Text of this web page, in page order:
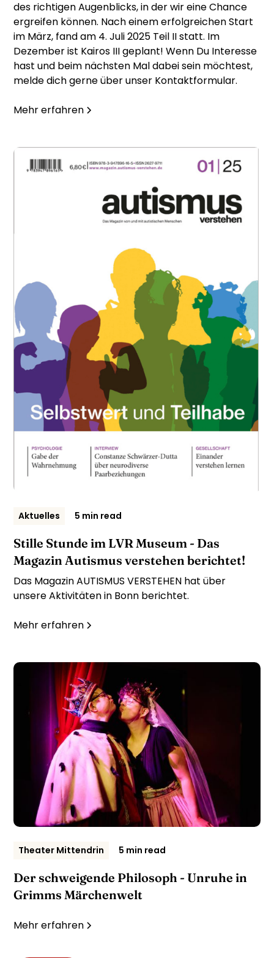
des richtigen Augenblicks, in der wir eine Chance
ergreifen können. Nach einem erfolgreichen Start
im März, fand am 4. Juli 2025 Teil II statt. Im
Dezember ist Kairos III geplant! Wenn Du Interesse
hast und beim nächsten Mal dabei sein möchtest,
melde dich gerne über unser Kontaktformular.
Mehr erfahren
Aktuelles 5 min read
Stille Stunde im LVR Museum - Das
Magazin Autismus verstehen berichtet!
Das Magazin AUTISMUS VERSTEHEN hat über
unsere Aktivitäten in Bonn berichtet.
Mehr erfahren
Theater Mittendrin 5 min read
Der schweigende Philosoph - Unruhe in
Grimms Märchenwelt
Mehr erfahren